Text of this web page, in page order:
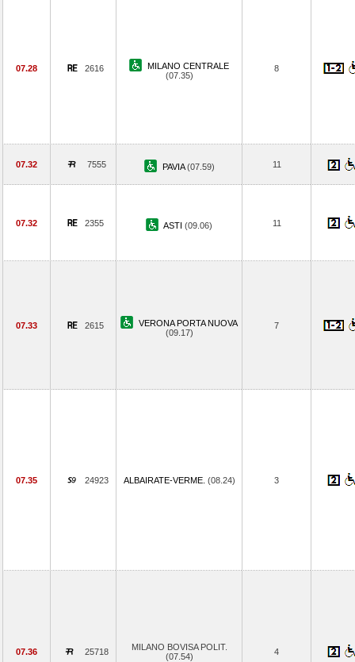
07.28 2616
MILANO CENTRALE
(07.35)
8
07.32 7555 PAVIA(07.59) 11
07.32 2355 ASTI (09.06) 11
07.33 2615
VERONA PORTA NUOVA
(09.17)
7
07.35 24923 ALBAIRATE-VERME. (08.24) 3
07.36 25718
MILANO BOVISA POLIT.
(07.54)
4